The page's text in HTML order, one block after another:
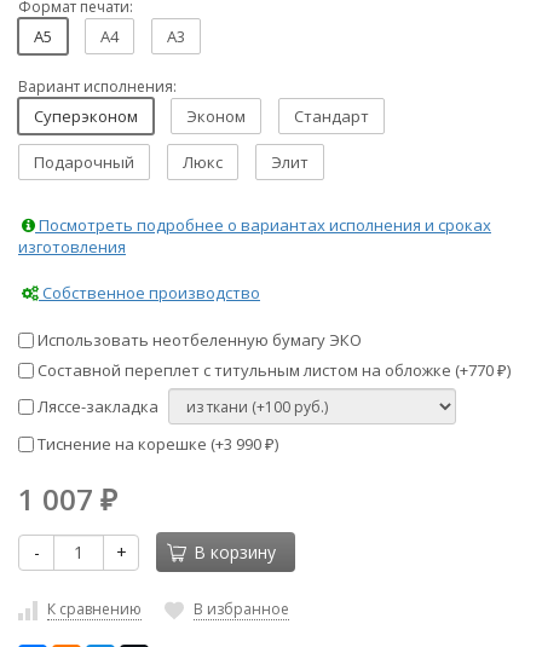
Формат печати:
A5 A4 A3
Вариант исполнения:
Суперэконом Эконом Стандарт
Подарочный Люкс Элит
Посмотреть подробнее о вариантах исполнения и сроках
изготовления
Собственное производство
Использовать неотбеленную бумагу ЭКО
Составной переплет с титульным листом на обложке (+770 ₽)
Ляссе-закладка
Тиснение на корешке (+3 990 ₽)
1 007 ₽
- + В корзину
К сравнению В избранное